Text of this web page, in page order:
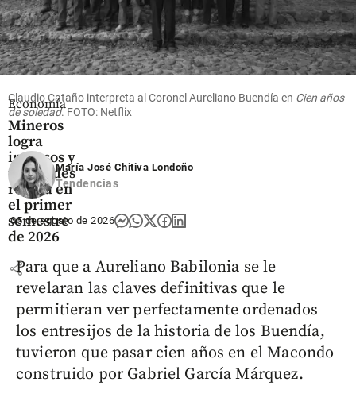
Economía
Mineros
logra
ingresos y
utilidades
récord en
el primer
semestre
de 2026
share
Claudio Cataño interpreta al Coronel Aureliano Buendía en Cien años
de soledad. FOTO: Netflix
María José Chitiva Londoño
Tendencias
05 de agosto de 2026
Para que a Aureliano Babilonia se le
revelaran las claves definitivas que le
permitieran ver perfectamente ordenados
los entresijos de la historia de los Buendía,
tuvieron que pasar cien años en el Macondo
construido por Gabriel García Márquez.